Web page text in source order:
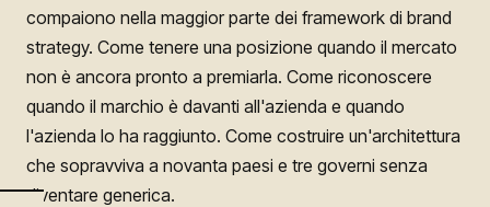
compaiono nella maggior parte dei framework di brand
strategy. Come tenere una posizione quando il mercato
non è ancora pronto a premiarla. Come riconoscere
quando il marchio è davanti all'azienda e quando
l'azienda lo ha raggiunto. Come costruire un'architettura
che sopravviva a novanta paesi e tre governi senza
diventare generica.